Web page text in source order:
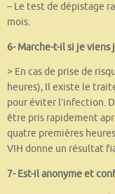
– Le test de dépistage
mois.
6- Marche-t-il si je viens
> En cas de prise de
heures), Il existe le
pour éviter l’infection.
être pris rapidement
quatre premières
VIH donne un résultat
7- Est-il anonyme et